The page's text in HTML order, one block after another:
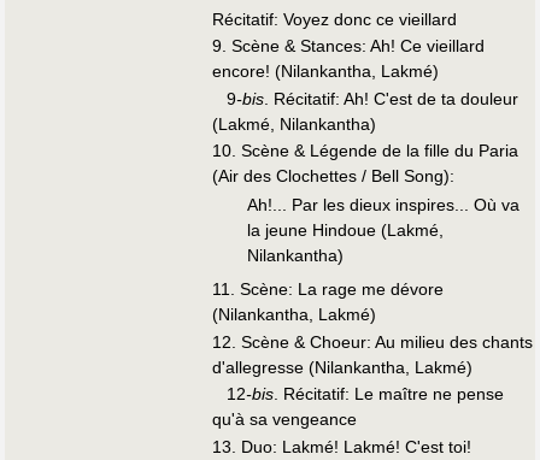
Récitatif: Voyez donc ce vieillard
9. Scène & Stances: Ah! Ce vieillard
encore! (Nilankantha, Lakmé)
9-bis. Récitatif: Ah! C'est de ta douleur
(Lakmé, Nilankantha)
10. Scène & Légende de la fille du Paria
(Air des Clochettes / Bell Song):
Ah!... Par les dieux inspires... Où va
la jeune Hindoue (Lakmé,
Nilankantha)
11. Scène: La rage me dévore
(Nilankantha, Lakmé)
12. Scène & Choeur: Au milieu des chants
d'allegresse (Nilankantha, Lakmé)
12-bis. Récitatif: Le maître ne pense
qu'à sa vengeance
13. Duo: Lakmé! Lakmé! C'est toi!